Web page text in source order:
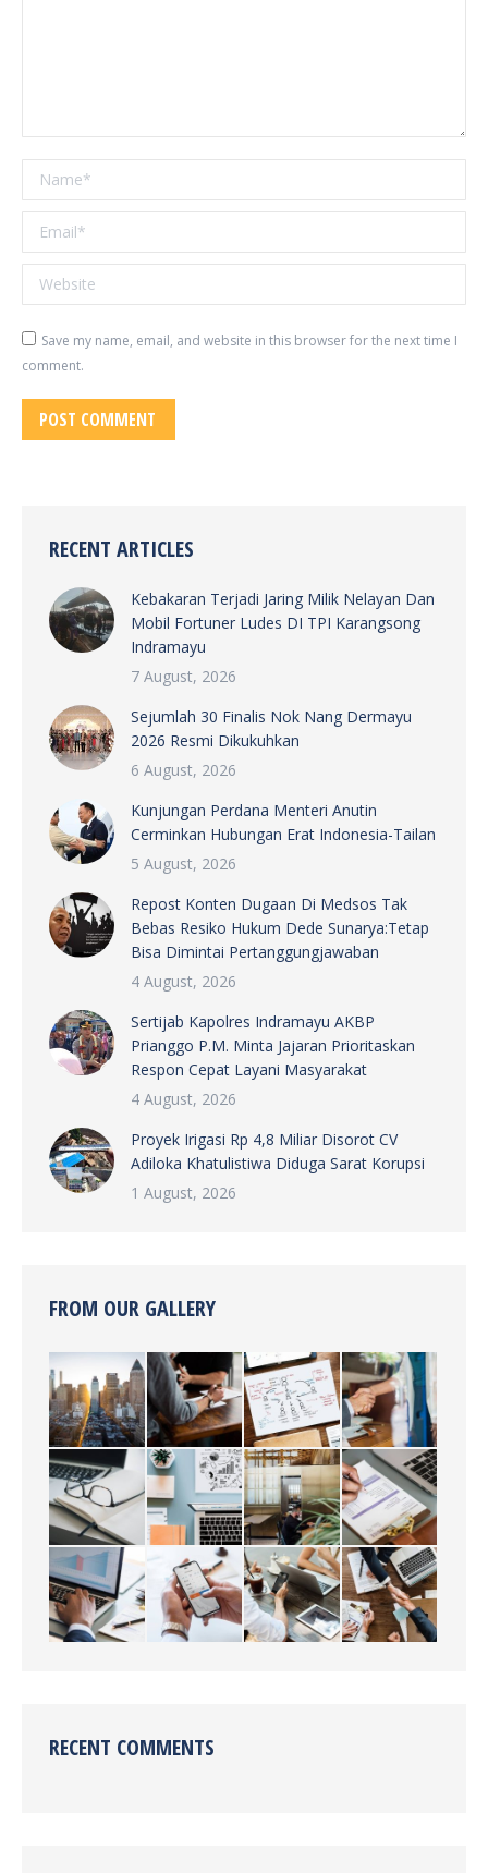
Name *
Email *
Website
Save my name, email, and website in this browser for the next time I
comment.
POST COMMENT
RECENT ARTICLES
Kebakaran Terjadi Jaring Milik Nelayan Dan
Mobil Fortuner Ludes DI TPI Karangsong
Indramayu
7 August, 2026
Sejumlah 30 Finalis Nok Nang Dermayu
2026 Resmi Dikukuhkan
6 August, 2026
Kunjungan Perdana Menteri Anutin
Cerminkan Hubungan Erat Indonesia-Tailan
5 August, 2026
Repost Konten Dugaan Di Medsos Tak
Bebas Resiko Hukum Dede Sunarya:Tetap
Bisa Dimintai Pertanggungjawaban
4 August, 2026
Sertijab Kapolres Indramayu AKBP
Prianggo P.M. Minta Jajaran Prioritaskan
Respon Cepat Layani Masyarakat
4 August, 2026
Proyek Irigasi Rp 4,8 Miliar Disorot CV
Adiloka Khatulistiwa Diduga Sarat Korupsi
1 August, 2026
FROM OUR GALLERY
RECENT COMMENTS